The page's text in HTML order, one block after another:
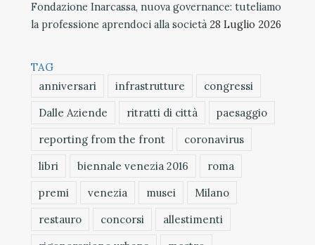
Fondazione Inarcassa, nuova governance: tuteliamo
la professione aprendoci alla società 28 Luglio 2026
TAG
anniversari
infrastrutture
congressi
Dalle Aziende
ritratti di città
paesaggio
reporting from the front
coronavirus
libri
biennale venezia 2016
roma
premi
venezia musei
Milano
restauro
concorsi
allestimenti